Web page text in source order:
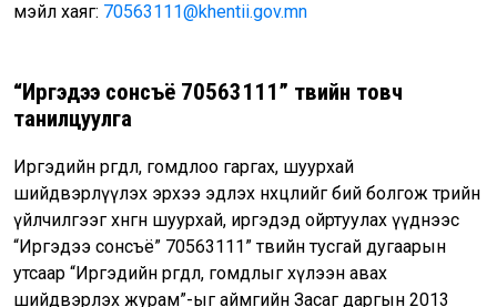
мэйл хаяг: 70563111@khentii.gov.mn
“Иргэдээ сонсъё 70563111” төвийн товч
танилцуулга
Иргэдийн өргөдөл, гомдлоо гаргах, шуурхай
шийдвэрлүүлэх эрхээ эдлэх нөхцөлийг бий болгож төрийн
үйлчилгээг хөнгөн шуурхай, иргэдэд ойртуулах үүднээс
“Иргэдээ сонсъё” 70563111” төвийн тусгай дугаарын
утсаар “Иргэдийн өргөдөл, гомдлыг хүлээн авах
шийдвэрлэх журам”-ыг аймгийн Засаг даргын 2013